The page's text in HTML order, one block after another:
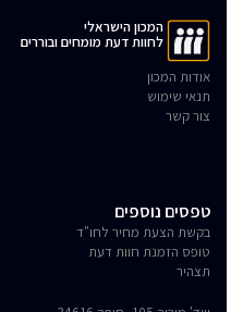
המכון הישראלי
לחוות דעת מומחים ובוררים
אודות המכון
תנאי שימוש
צור קשר
טפסים נוספים
בקשת הצעת מחיר לחו"ד
טופס הזמנת חוות דעת
תצהיר